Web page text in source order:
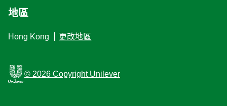
地區
Hong Kong 更改地區
© 2026 Copyright Unilever